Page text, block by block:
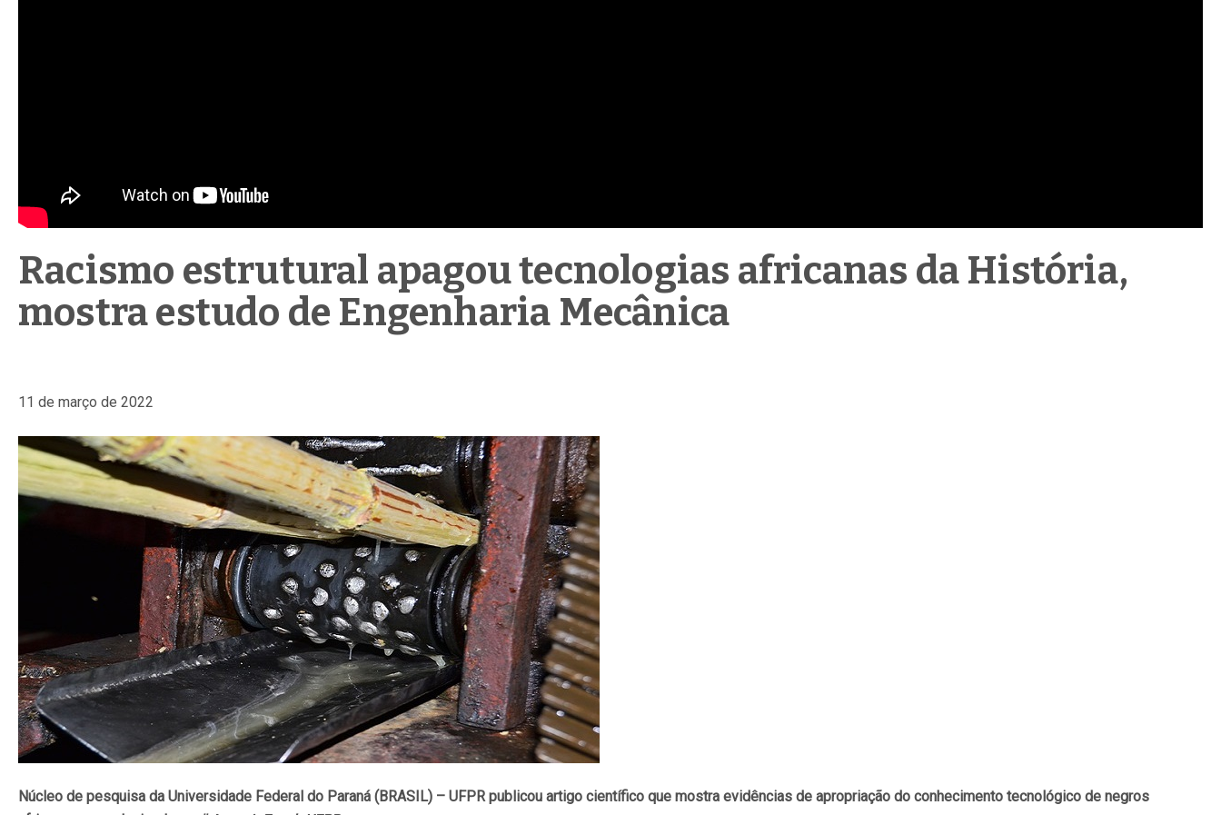
Racismo estrutural apagou tecnologias africanas da História,
mostra estudo de Engenharia Mecânica
11 de março de 2022
Núcleo de pesquisa da Universidade Federal do Paraná (BRASIL) – UFPR publicou artigo científico que mostra evidências de apropriação do conhecimento tecnológico de negros